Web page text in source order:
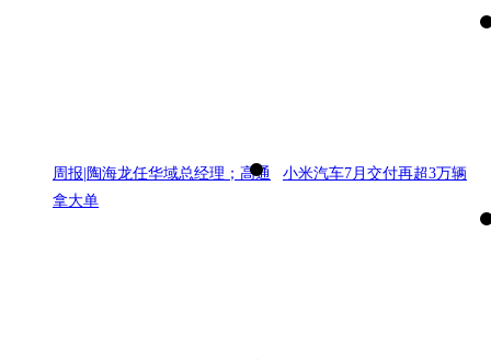
周报|陶海龙任华域总经理；高通
拿大单
小米汽车7月交付再超3万辆